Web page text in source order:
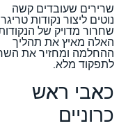
שרירים שעובדים קשה
נוטים ליצור נקודות
שחרור מדויק של
האלה מאיץ את תהליך
ההחלמה ומחזיר את
לתפקוד מלא.
כאבי ראש
כרוניים